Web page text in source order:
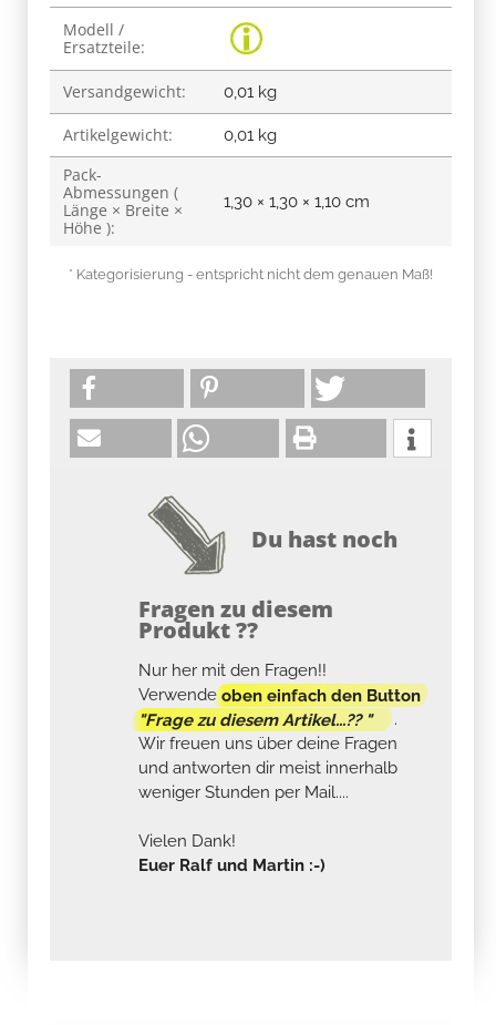
Produkteigenschaft
Wert
Modell /
Ersatzteile:
Versandgewicht: 0,01 kg
Artikelgewicht: 0,01 kg
Pack-
Abmessungen (
Länge × Breite ×
Höhe ):
1,30 × 1,30 × 1,10 cm
* Kategorisierung - entspricht nicht dem genauen Maß!
Du hast noch
Fragen zu diesem
Produkt ??
Nur her mit den Fragen!!
Verwendeoben einfach den Button
"Frage zu diesem Artikel...?? "
.
Wir freuen uns über deine Fragen
und antworten dir meist innerhalb
weniger Stunden per Mail....
Vielen Dank!
Euer Ralf und Martin :-)